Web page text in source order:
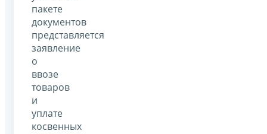
пакете
документов
представляется
заявление
о
ввозе
товаров
и
уплате
косвенных